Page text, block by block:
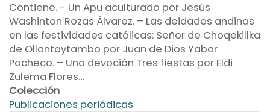
Contiene. - Un Apu aculturado por Jesús
Washinton Rozas Álvarez. – Las deidades andinas
en las festividades católicas: Señor de Choqekillka
de Ollantaytambo por Juan de Dios Yabar
Pacheco. – Una devoción Tres fiestas por Eldi
Zulema Flores…
Colección
Publicaciones periódicas